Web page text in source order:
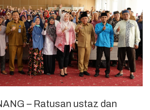
– Ratusan ustaz dan